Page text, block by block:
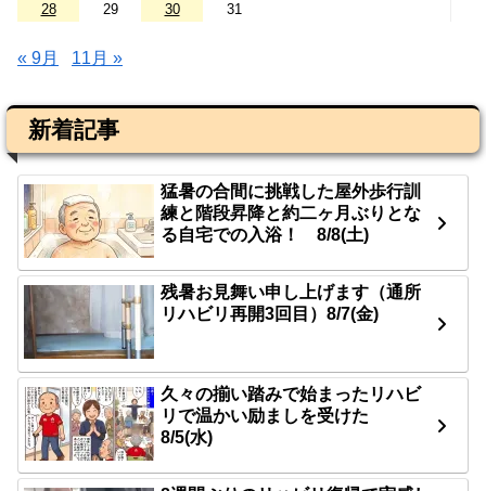
28
29 30 31
« 9月 11月 »
新着記事
猛暑の合間に挑戦した屋外歩行訓
練と階段昇降と約二ヶ月ぶりとな
る自宅での入浴！ 8/8(土)
残暑お見舞い申し上げます（通所
リハビリ再開3回目）8/7(金)
久々の揃い踏みで始まったリハビ
リで温かい励ましを受けた
8/5(水)